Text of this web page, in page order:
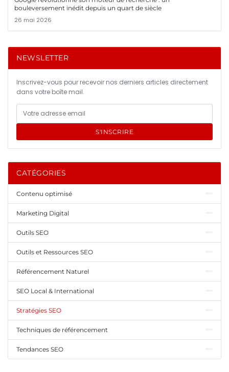
bouleversement inédit depuis un quart de siècle
26 mai 2026
NEWSLETTER
Inscrivez-vous pour recevoir nos derniers articles directement
dans votre boîte mail.
S'INSCRIRE
CATÉGORIES
Contenu optimisé
Marketing Digital
Outils SEO
Outils et Ressources SEO
Référencement Naturel
SEO Local & International
Stratégies SEO
Techniques de référencement
Tendances SEO